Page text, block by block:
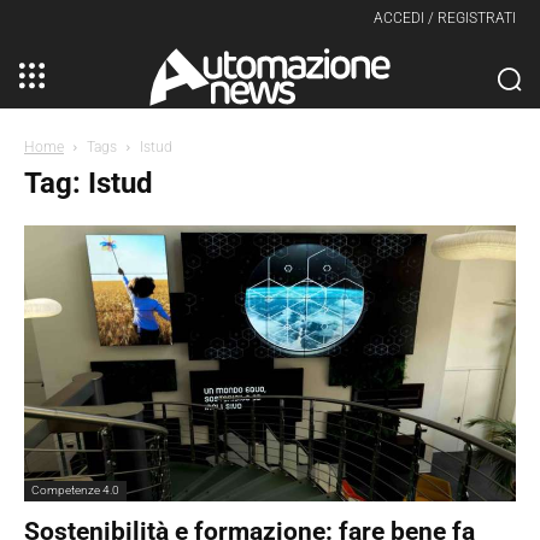
ACCEDI / REGISTRATI
Home Tags Istud
Tag: Istud
Competenze 4.0
Sostenibilità e formazione: fare bene fa